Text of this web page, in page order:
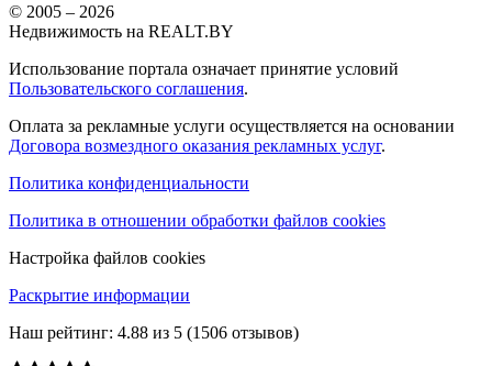
© 2005 – 2026
Недвижимость на REALT.BY
Использование портала означает принятие условий
Пользовательского соглашения.
Оплата за рекламные услуги осуществляется на основании
Договора возмездного оказания рекламных услуг.
Политика конфиденциальности
Политика в отношении обработки файлов cookies
Настройка файлов cookies
Раскрытие информации
Наш рейтинг: 4.88 из 5 (1506 отзывов)